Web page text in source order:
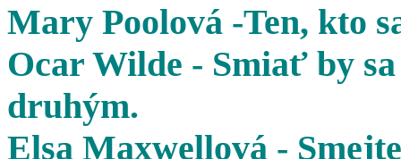
Mary Poolová -Ten, kto
Ocar Wilde - Smiať by
druhým.
Elsa Maxwellová -